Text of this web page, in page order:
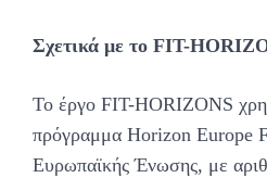
Σχετικά με το FIT-
Το έργο FIT-HORIZONS
πρόγραμμα Horizon Europe
Ευρωπαϊκής Ένωσης, με